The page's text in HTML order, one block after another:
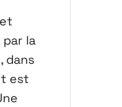
la
dans
est